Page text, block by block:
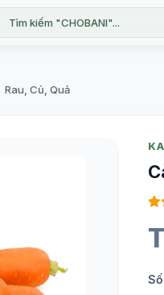
Tìm kiếm "CHOBANI"...
Rau, Củ, Quả